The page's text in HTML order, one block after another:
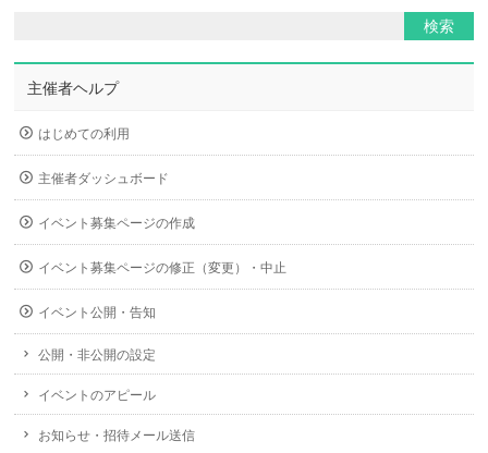
主催者ヘルプ
はじめての利用
主催者ダッシュボード
イベント募集ページの作成
イベント募集ページの修正（変更）・中止
イベント公開・告知
公開・非公開の設定
イベントのアピール
お知らせ・招待メール送信